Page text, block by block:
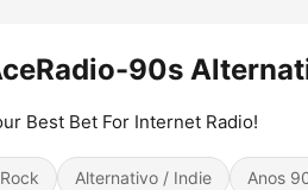
90s
Best Bet For Internet Radio!
Rock Alternativo / Indie Anos